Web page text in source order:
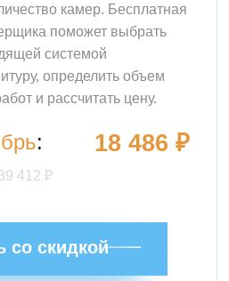
камер. Бесплатная
поможет выбрать
системой
определить объем
и рассчитать цену.
: 18 486 ₽
412 ₽
со скидкой